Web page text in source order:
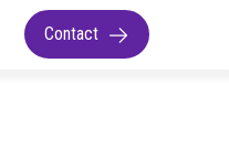
Contact